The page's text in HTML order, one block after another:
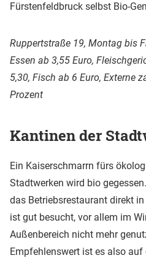
Fürstenfeldbruck selbst Bio-
Ruppertstraße 19, Montag bis
Essen ab 3,55 Euro,
5,30, Fisch ab 6 Euro, Externe
Prozent
Kantinen der
Ein Kaiserschmarrn fürs
Stadtwerken wird bio
das Betriebsrestaurant direkt
ist gut besucht, vor allem im
Außenbereich nicht mehr
Empfehlenswert ist es also